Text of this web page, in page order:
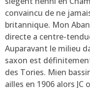
convaincu de ne
britannique. Mon
directe a centre-
Auparavant le milieu
saxon est
des Tories. Mien
ailles en 1906 alors